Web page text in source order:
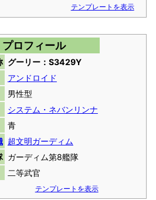
テンプレートを表示
プロフィール
グーリー：S3429Y
アンドロイド
男性型
システム・ネバンリンナ
青
超文明ガーディム
ガーディム第8艦隊
二等武官
テンプレートを表示